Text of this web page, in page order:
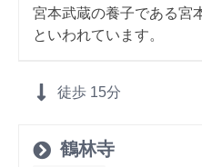
宮本武蔵の養子である宮
といわれています。
徒歩 15分
鶴林寺